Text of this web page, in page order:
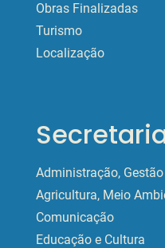
Obras Finalizadas
Turismo
Localização
Administração,
Agricultura, Meio
Comunicação
Educação e Cultura